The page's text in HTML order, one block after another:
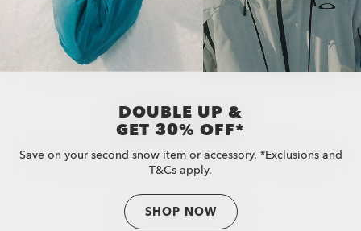
DOUBLE UP &
GET 30% OFF*
Save on your second snow item or accessory. *Exclusions and
T&Cs apply.
SHOP NOW